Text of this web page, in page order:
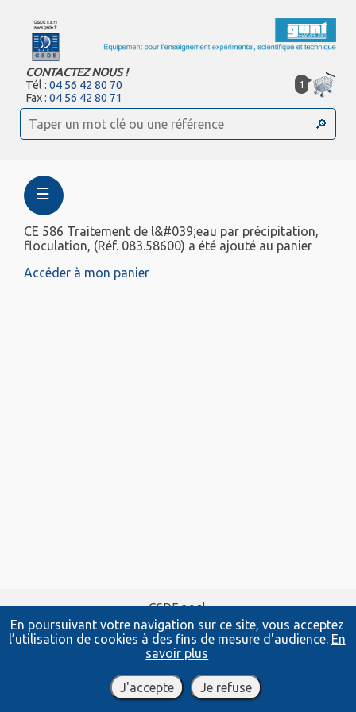
En poursuivant votre navigation sur ce site, vous acceptez
l’utilisation de cookies à des fins de mesure d'audience. En
savoir plus
J'accepte Je refuse
CONTACTEZ NOUS !
Tél :04 56 42 80 70
Fax :04 56 42 80 71
1
☰
CE 586 Traitement de l&#039;eau par précipitation,
floculation, (Réf. 083.58600) a été ajouté au panier
Accéder à mon panier
GSDE s.a.r.l.
181 Rue Franz Liszt - F 73000 CHAMBERY
Tel : 04 56 42 80 70| Fax :04 56 42 80 71
xavier.granjon@systemes-didactiques.fr
www.gsde.fr